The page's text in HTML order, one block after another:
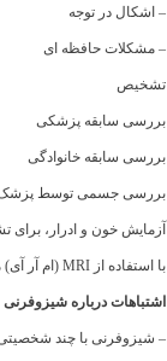
– اشکال در توجه
– مشکلات حافظه ای
تشخیص
بررسی سابقه پزشکی
بررسی سابقه خانوادگی
بررسی جسمی توسط
آزمایش خون و ادرار،
با استفاده از MRI (ام آر آی) می‌توان شیزوفرنی را در مراحل اولیه تشخیص داد.
اشتباهات درباره شیزوفرنی
– شیزوفرنی با چند